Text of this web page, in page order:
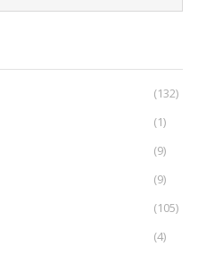
(132)
(1)
(9)
(9)
(105)
(4)